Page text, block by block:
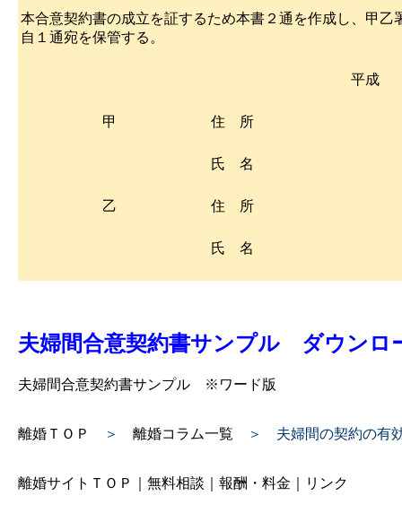
本合意契約書の成立を証するため本書２通を作成し、甲乙
自１通宛を保管する。
平
甲 住 所
氏 名
乙 住 所
氏 名
夫婦間合意契約書サンプル ダウンロ
夫婦間合意契約書サンプル ※ワード版
離婚ＴＯＰ ＞ 離婚コラム一覧 ＞ 夫婦間の契約の有
離婚サイトＴＯＰ 無料相談 報酬・料金 リンク